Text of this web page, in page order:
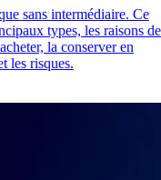
sans intermédiaire. Ce
types, les raisons de
la conserver en
les risques.